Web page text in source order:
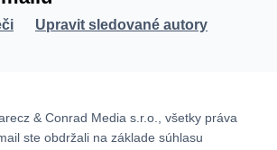
Upravit sledované autory
& Conrad Media s.r.o., všetky práva
ste obdržali na základe súhlasu